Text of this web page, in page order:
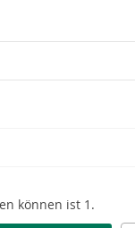
können ist 1.